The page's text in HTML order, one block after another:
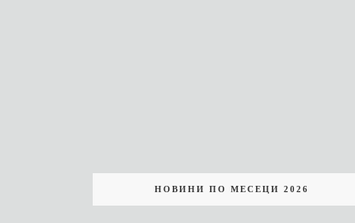
НОВИНИ ПО МЕСЕЦИ 2026